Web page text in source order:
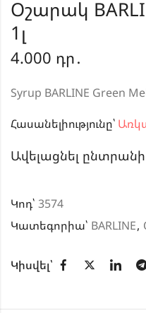
Օշարակ
1լ
4.000 դր․
Syrup BARLINE Green
Հասանելիությունը՝
Ավելացնել ընտրանի
Կոդ՝ 3574
Կատեգորիա՝ BARLINE,
Կիսվել՝